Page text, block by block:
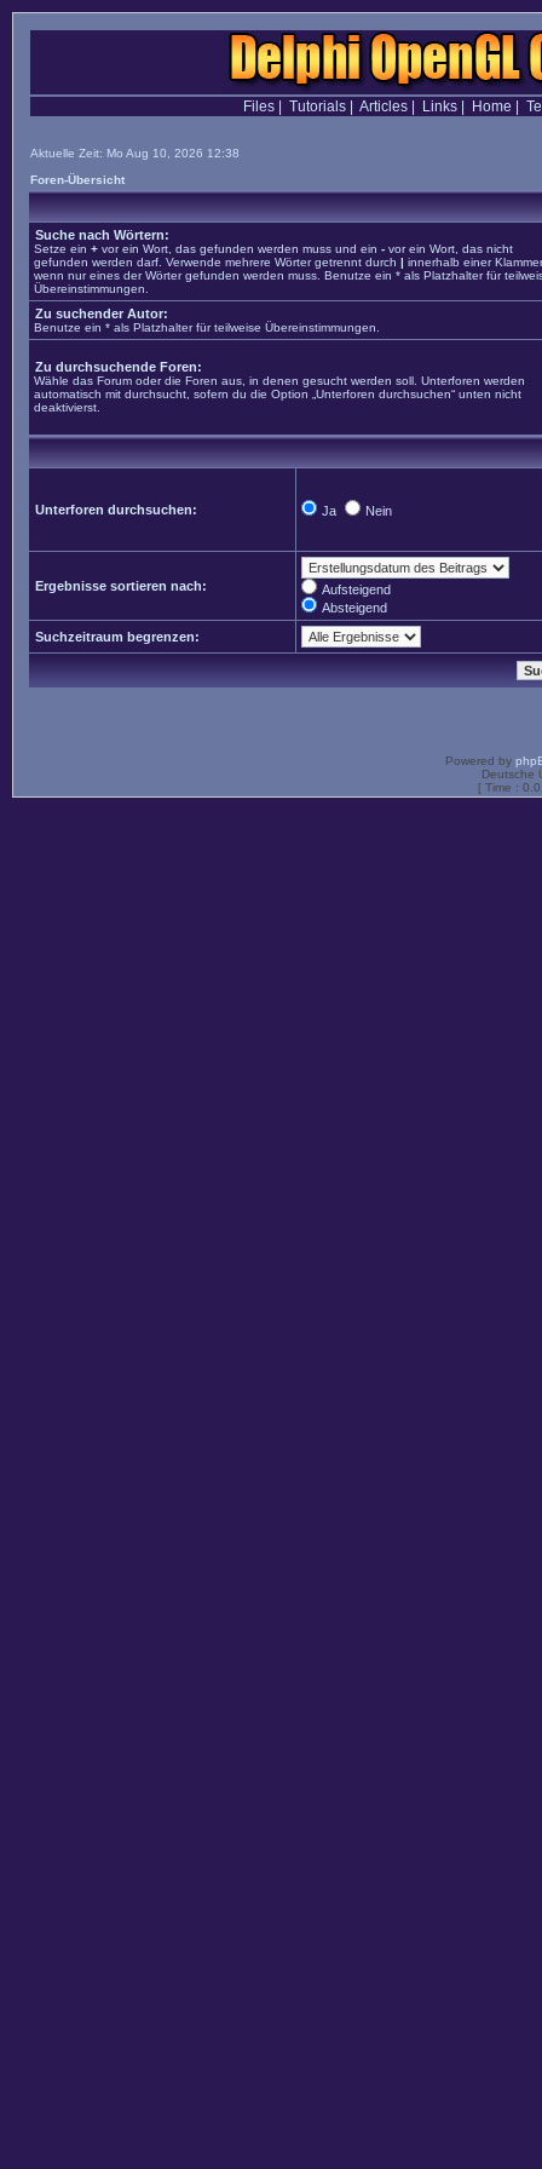
Files| Tutorials| Articles| Links| Home
Aktuelle Zeit: Mo Aug 10, 2026 12:38
Foren-Übersicht
Suche nach Wörtern:
Setze ein + vor ein Wort, das gefunden werden muss und ein - vor ein Wort, das nicht
gefunden werden darf. Verwende mehrere Wörter getrennt durch | innerhalb einer
wenn nur eines der Wörter gefunden werden muss. Benutze ein * als Platzhalter für
Übereinstimmungen.
Zu suchender Autor:
Benutze ein * als Platzhalter für teilweise Übereinstimmungen.
Zu durchsuchende Foren:
Wähle das Forum oder die Foren aus, in denen gesucht werden soll. Unterforen werden
automatisch mit durchsucht, sofern du die Option „Unterforen durchsuchen“ unten nicht
deaktivierst.
Unterforen durchsuchen: Ja Nein
Ergebnisse sortieren nach:
Aufsteigend
Absteigend
Suchzeitraum begrenzen:
Powered by
Deutsche
[ Time :